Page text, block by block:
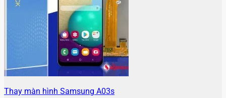
Thay màn hình Samsung A03s